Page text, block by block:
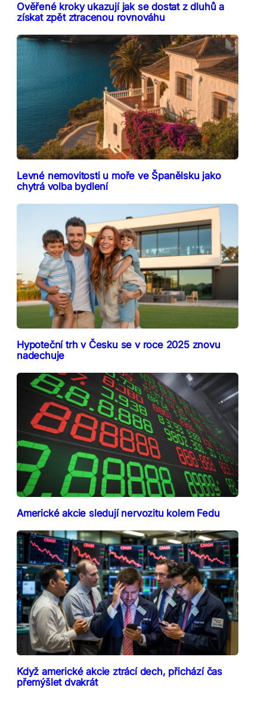
Ověřené kroky ukazují jak se dostat z dluhů a
získat zpět ztracenou rovnováhu
Levné nemovitosti u moře ve Španělsku jako
chytrá volba bydlení
Hypoteční trh v Česku se v roce 2025 znovu
nadechuje
Americké akcie sledují nervozitu kolem Fedu
Když americké akcie ztrácí dech, přichází čas
přemýšlet dvakrát